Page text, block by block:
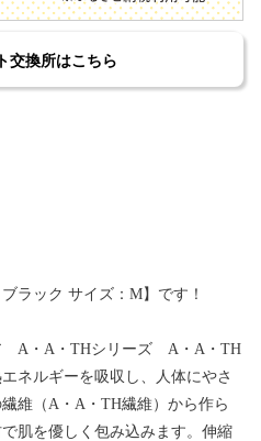
交換所はこちら
ラック サイズ：M】です！
A・A・THシリーズ A・A・TH
ネルギーを吸収し、人体にやさ
維（A・A・TH繊維）から作ら
肌を優しく包み込みます。伸縮